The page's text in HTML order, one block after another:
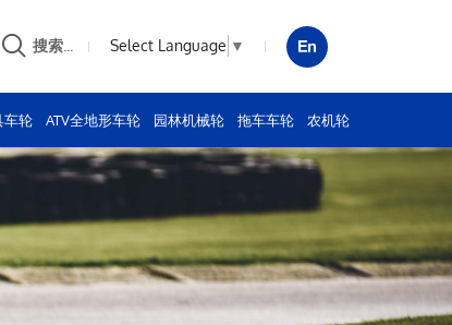
搜索... Select Language ▼
车轮 ATV全地形车轮 园林机械轮 拖车车轮 农机轮